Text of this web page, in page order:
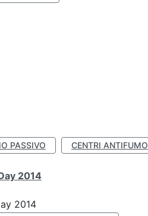
PASSIVO CENTRI ANTIFUMO
2014
2014